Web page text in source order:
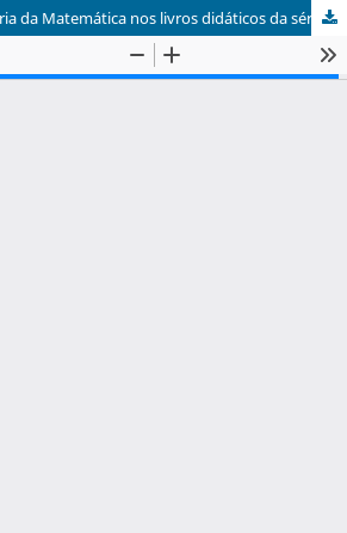
A ausência de História da Matemática nos livros didáticos da séries iniciais do Ensino Fundamental